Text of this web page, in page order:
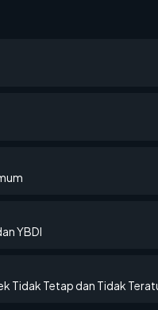
YBDI
Tidak Tetap dan Tidak